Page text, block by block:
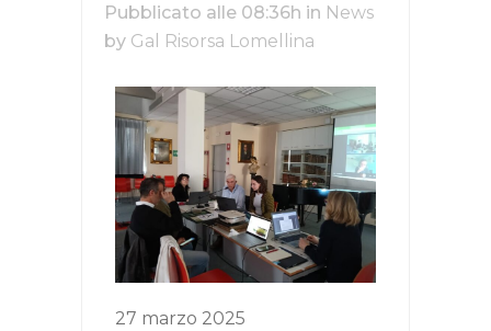
Pubblicato alle 08:36h in News
by Gal Risorsa Lomellina
27 marzo 2025